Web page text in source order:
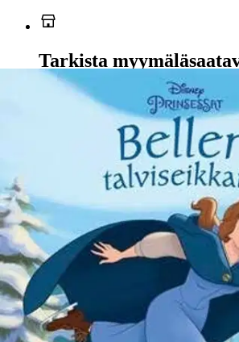
Tarkista
Tuotekuvaus
Belle pakkaa Hirviön vanhoja vaatteita
Kippo pyytää häntä piilosille. Kesken leikin
hakemassa vaatteet ja antaa Bellelle
Kippoa ei ala löytyä, Belle tajuaa tämän
Belle kiiruhtaa kauppiaan perään, ja
uusille luistimillekin tulee käyttöä!